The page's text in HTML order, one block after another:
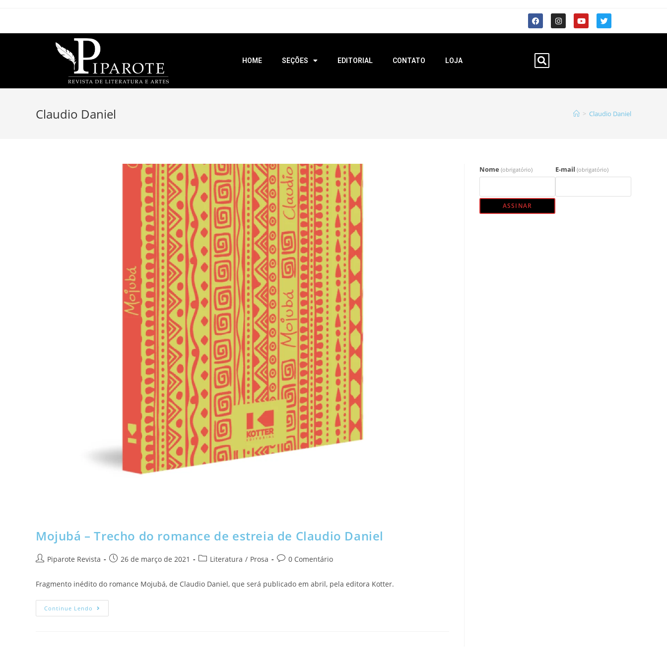
HOME SEÇÕES EDITORIAL CONTATO LOJA
Claudio Daniel > Claudio Daniel
Mojubá – Trecho do romance de estreia de Claudio Daniel
Piparote Revista 26 de março de 2021 Literatura / Prosa 0 Comentário
Fragmento inédito do romance Mojubá, de Claudio Daniel, que será publicado em abril, pela editora Kotter.
Continue Lendo
Nome (obrigatório) E-mail (obrigatório)
ASSINAR